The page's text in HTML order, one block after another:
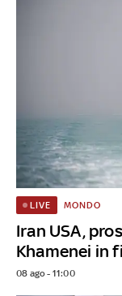
Iran USA,
Khamenei in
LIVE MONDO
08 ago - 11:00